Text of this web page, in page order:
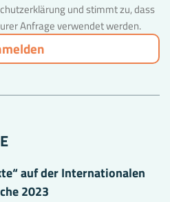
und stimmt zu, dass
Anfrage verwendet werden.
auf der Internationalen
2023